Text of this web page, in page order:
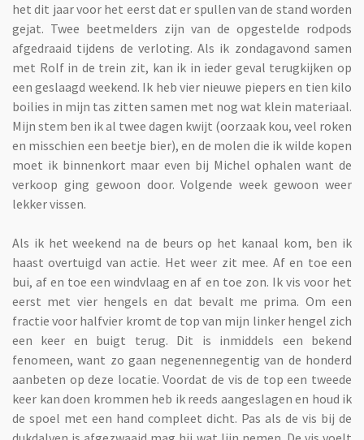
het dit jaar voor het eerst dat er spullen van de stand worden
gejat. Twee beetmelders zijn van de opgestelde rodpods
afgedraaid tijdens de verloting. Als ik zondagavond samen
met Rolf in de trein zit, kan ik in ieder geval terugkijken op
een geslaagd weekend. Ik heb vier nieuwe piepers en tien kilo
boilies in mijn tas zitten samen met nog wat klein materiaal.
Mijn stem ben ik al twee dagen kwijt (oorzaak kou, veel roken
en misschien een beetje bier), en de molen die ik wilde kopen
moet ik binnenkort maar even bij Michel ophalen want de
verkoop ging gewoon door. Volgende week gewoon weer
lekker vissen.
Als ik het weekend na de beurs op het kanaal kom, ben ik
haast overtuigd van actie. Het weer zit mee. Af en toe een
bui, af en toe een windvlaag en af en toe zon. Ik vis voor het
eerst met vier hengels en dat bevalt me prima. Om een
fractie voor halfvier kromt de top van mijn linker hengel zich
een keer en buigt terug. Dit is inmiddels een bekend
fenomeen, want zo gaan negenennegentig van de honderd
aanbeten op deze locatie. Voordat de vis de top een tweede
keer kan doen krommen heb ik reeds aangeslagen en houd ik
de spoel met een hand compleet dicht. Pas als de vis bij de